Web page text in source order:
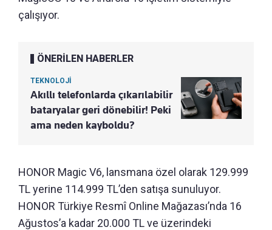
çalışıyor.
ÖNERİLEN HABERLER
TEKNOLOJİ
Akıllı telefonlarda çıkarılabilir
bataryalar geri dönebilir! Peki
ama neden kayboldu?
HONOR Magic V6, lansmana özel olarak 129.999
TL yerine 114.999 TL’den satışa sunuluyor.
HONOR Türkiye Resmî Online Mağazası’nda 16
Ağustos’a kadar 20.000 TL ve üzerindeki